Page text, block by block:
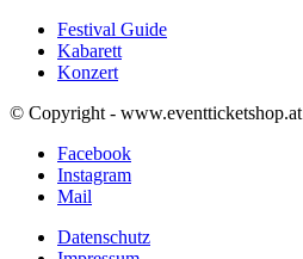
Festival Guide
Kabarett
Konzert
© Copyright - www.eventticketshop.at
Facebook
Instagram
Mail
Datenschutz